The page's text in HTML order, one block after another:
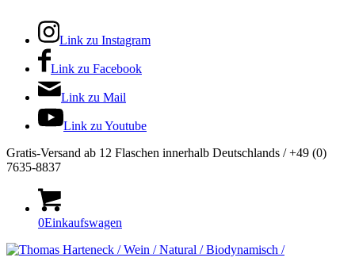
Link zu Instagram
Link zu Facebook
Link zu Mail
Link zu Youtube
Gratis-Versand ab 12 Flaschen innerhalb Deutschlands / +49 (0)
7635-8837
0Einkaufswagen